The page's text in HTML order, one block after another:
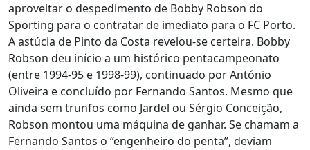
aproveitar o despedimento de Bobby Robson do
Sporting para o contratar de imediato para o FC Porto.
A astúcia de Pinto da Costa revelou-se certeira. Bobby
Robson deu início a um histórico pentacampeonato
(entre 1994-95 e 1998-99), continuado por António
Oliveira e concluído por Fernando Santos. Mesmo que
ainda sem trunfos como Jardel ou Sérgio Conceição,
Robson montou uma máquina de ganhar. Se chamam a
Fernando Santos o “engenheiro do penta”, deviam